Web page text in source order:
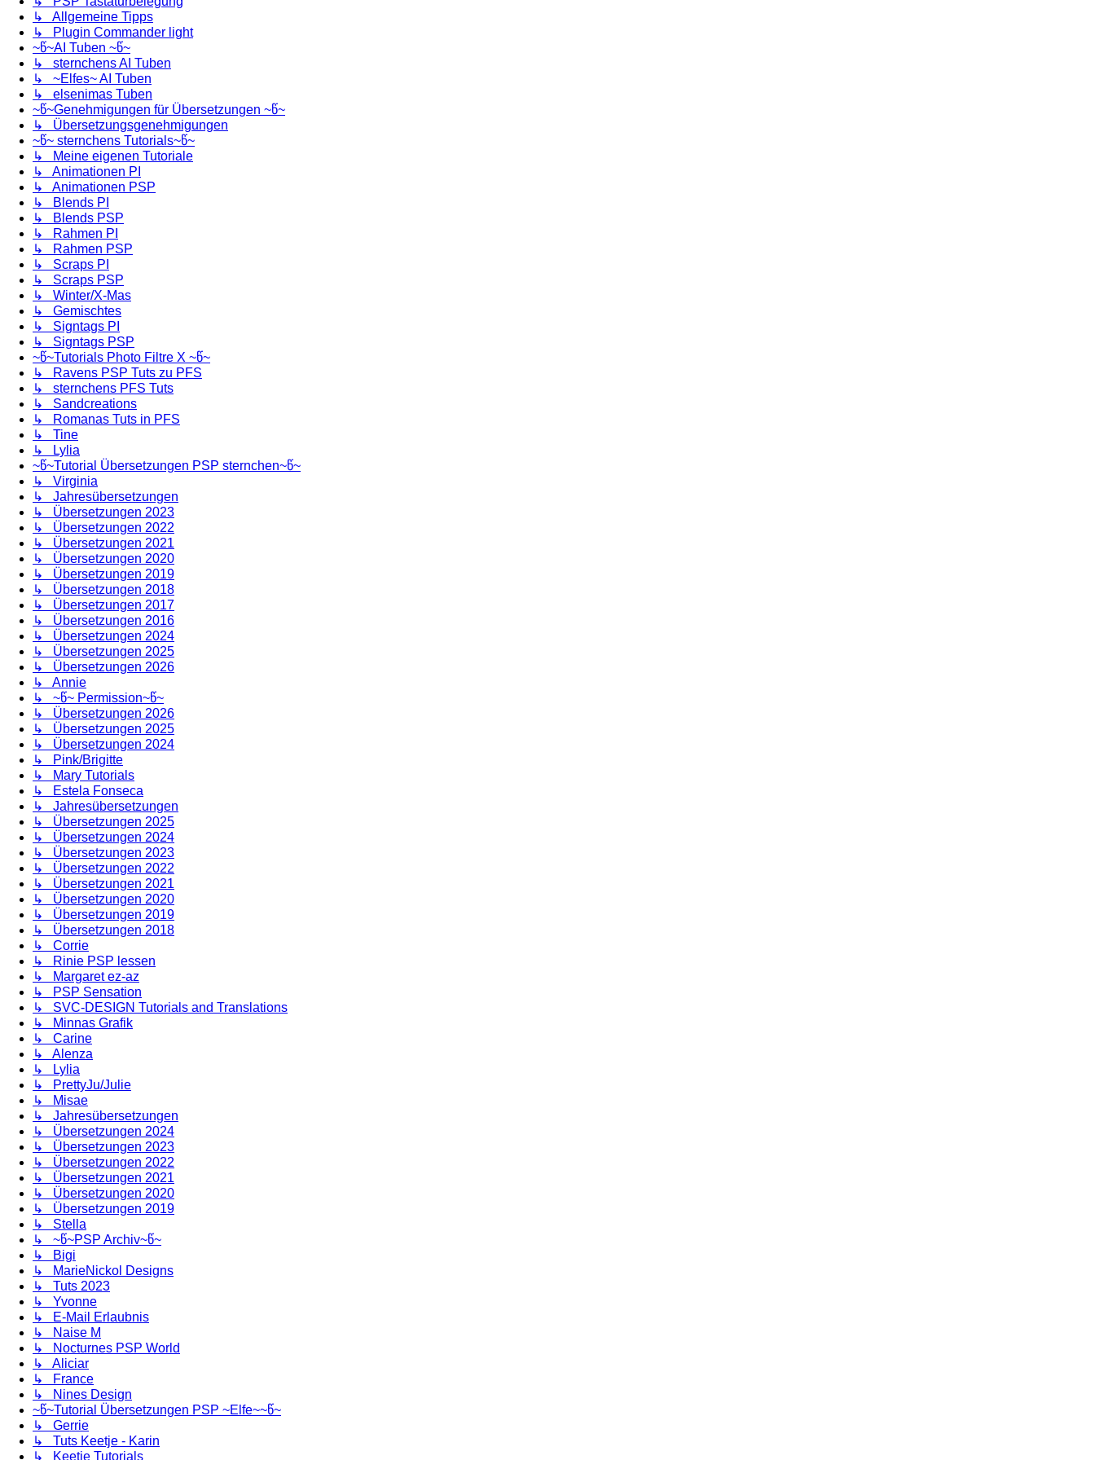
↳ Allgemeine Tipps
↳ Plugin Commander light
~წ~AI Tuben ~წ~
↳ sternchens AI Tuben
↳ ~Elfes~ AI Tuben
↳ elsenimas Tuben
~წ~Genehmigungen für Übersetzungen ~წ~
↳ Übersetzungsgenehmigungen
~წ~ sternchens Tutorials~წ~
↳ Meine eigenen Tutoriale
↳ Animationen PI
↳ Animationen PSP
↳ Blends PI
↳ Blends PSP
↳ Rahmen PI
↳ Rahmen PSP
↳ Scraps PI
↳ Scraps PSP
↳ Winter/X-Mas
↳ Gemischtes
↳ Signtags PI
↳ Signtags PSP
~წ~Tutorials Photo Filtre X ~წ~
↳ Ravens PSP Tuts zu PFS
↳ sternchens PFS Tuts
↳ Sandcreations
↳ Romanas Tuts in PFS
↳ Tine
↳ Lylia
~წ~Tutorial Übersetzungen PSP sternchen~წ~
↳ Virginia
↳ Jahresübersetzungen
↳ Übersetzungen 2023
↳ Übersetzungen 2022
↳ Übersetzungen 2021
↳ Übersetzungen 2020
↳ Übersetzungen 2019
↳ Übersetzungen 2018
↳ Übersetzungen 2017
↳ Übersetzungen 2016
↳ Übersetzungen 2024
↳ Übersetzungen 2025
↳ Übersetzungen 2026
↳ Annie
↳ ~წ~ Permission~წ~
↳ Übersetzungen 2026
↳ Übersetzungen 2025
↳ Übersetzungen 2024
↳ Pink/Brigitte
↳ Mary Tutorials
↳ Estela Fonseca
↳ Jahresübersetzungen
↳ Übersetzungen 2025
↳ Übersetzungen 2024
↳ Übersetzungen 2023
↳ Übersetzungen 2022
↳ Übersetzungen 2021
↳ Übersetzungen 2020
↳ Übersetzungen 2019
↳ Übersetzungen 2018
↳ Corrie
↳ Rinie PSP lessen
↳ Margaret ez-az
↳ PSP Sensation
↳ SVC-DESIGN Tutorials and Translations
↳ Minnas Grafik
↳ Carine
↳ Alenza
↳ Lylia
↳ PrettyJu/Julie
↳ Misae
↳ Jahresübersetzungen
↳ Übersetzungen 2024
↳ Übersetzungen 2023
↳ Übersetzungen 2022
↳ Übersetzungen 2021
↳ Übersetzungen 2020
↳ Übersetzungen 2019
↳ Stella
↳ ~წ~PSP Archiv~წ~
↳ Bigi
↳ MarieNickol Designs
↳ Tuts 2023
↳ Yvonne
↳ E-Mail Erlaubnis
↳ Naise M
↳ Nocturnes PSP World
↳ Aliciar
↳ France
↳ Nines Design
~წ~Tutorial Übersetzungen PSP ~Elfe~~წ~
↳ Gerrie
↳ Tuts Keetje - Karin
↳ Keetje Tutorials